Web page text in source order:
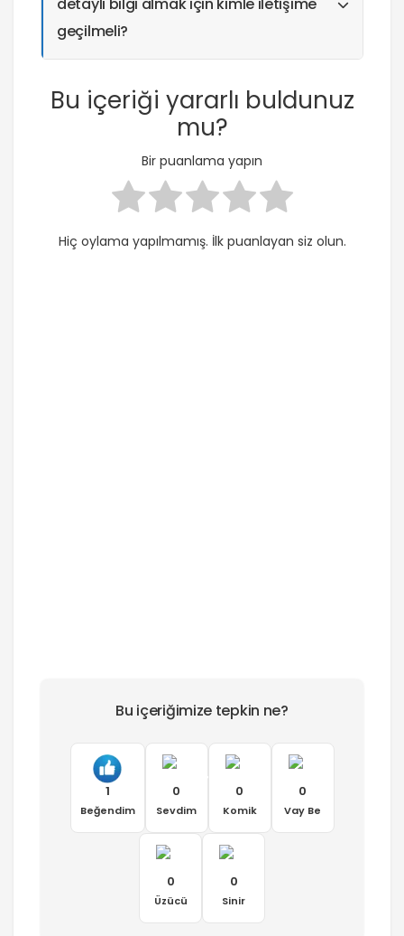
detaylı bilgi almak için kimle iletişime
geçilmeli?
Bu içeriği yararlı buldunuz
mu?
Bir puanlama yapın
Hiç oylama yapılmamış. İlk puanlayan siz olun.
Bu içeriğimize tepkin ne?
1
Beğendim
0
Sevdim
0
Komik
0
Vay Be
0
Üzücü
0
Sinir